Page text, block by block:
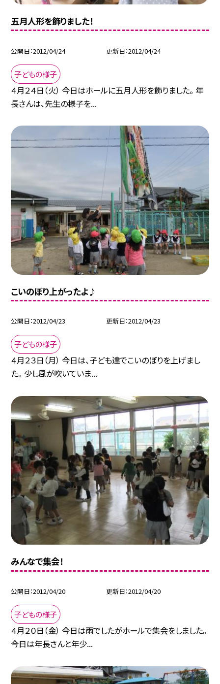
五月人形を飾りました！
公開日 2012/04/24 更新日 2012/04/24
子どもの様子
４月２４日（火） 今日はホールに五月人形を飾りました。 年
長さんは、先生の様子を...
こいのぼり上がったよ♪
公開日 2012/04/23 更新日 2012/04/23
子どもの様子
４月２３日（月） 今日は、子ども達でこいのぼりを上げまし
た。 少し風が吹いていま...
みんなで集会！
公開日 2012/04/20 更新日 2012/04/20
子どもの様子
４月２０日（金） 今日は雨でしたがホールで集会をしました。
今日は年長さんと年少...